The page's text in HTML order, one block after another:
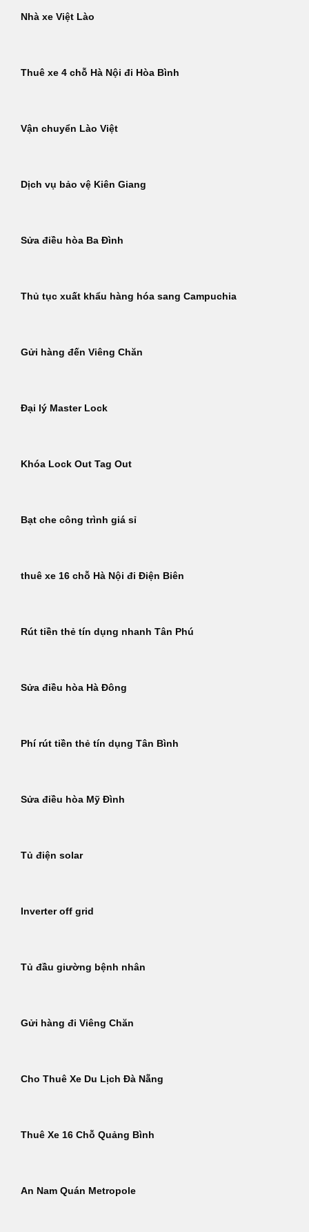
Nhà xe Việt Lào
Thuê xe 4 chỗ Hà Nội đi Hòa Bình
Vận chuyển Lào Việt
Dịch vụ bảo vệ Kiên Giang
Sửa điều hòa Ba Đình
Thủ tục xuất khẩu hàng hóa sang Campuchia
Gửi hàng đến Viêng Chăn
Đại lý Master Lock
Khóa Lock Out Tag Out
Bạt che công trình giá sỉ
thuê xe 16 chỗ Hà Nội đi Điện Biên
Rút tiền thẻ tín dụng nhanh Tân Phú
Sửa điều hòa Hà Đông
Phí rút tiền thẻ tín dụng Tân Bình
Sửa điều hòa Mỹ Đình
Tủ điện solar
Inverter off grid
Tủ đầu giường bệnh nhân
Gửi hàng đi Viêng Chăn
Cho Thuê Xe Du Lịch Đà Nẵng
Thuê Xe 16 Chỗ Quảng Bình
An Nam Quán Metropole